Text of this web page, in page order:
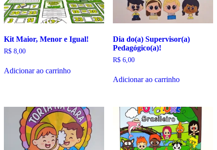
Kit Maior, Menor e Igual!
R$ 8,00
Adicionar ao carrinho
Dia do(a) Supervisor(a)
Pedagógico(a)!
R$6,00
Adicionar ao carrinho